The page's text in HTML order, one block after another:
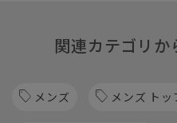
関連カテゴリ
メンズ メンズ トッ